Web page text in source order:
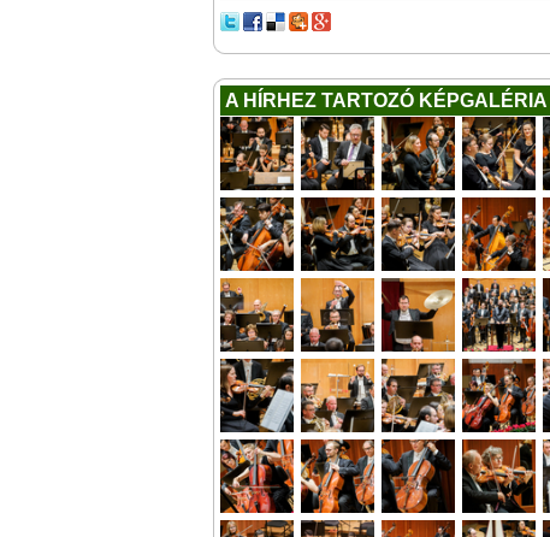
A HÍRHEZ TARTOZÓ KÉPGALÉRIA